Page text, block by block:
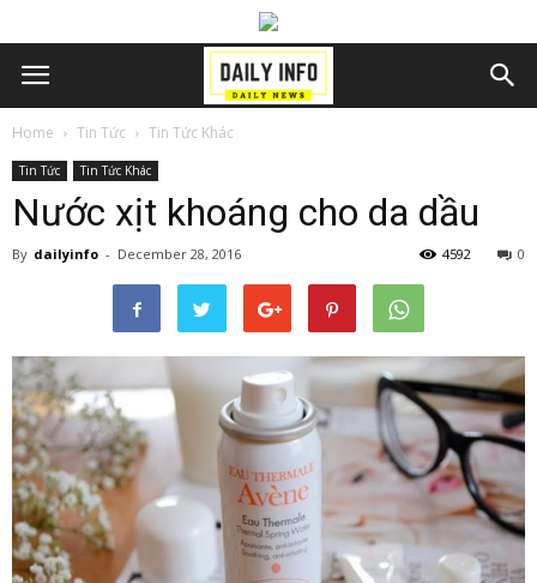
Home Tin Tức Tin Tức Khác
Tin Tức Tin Tức Khác
Nước xịt khoáng cho da dầu
By dailyinfo - December 28, 2016 0
4592